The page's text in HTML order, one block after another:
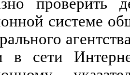
системе
в сети